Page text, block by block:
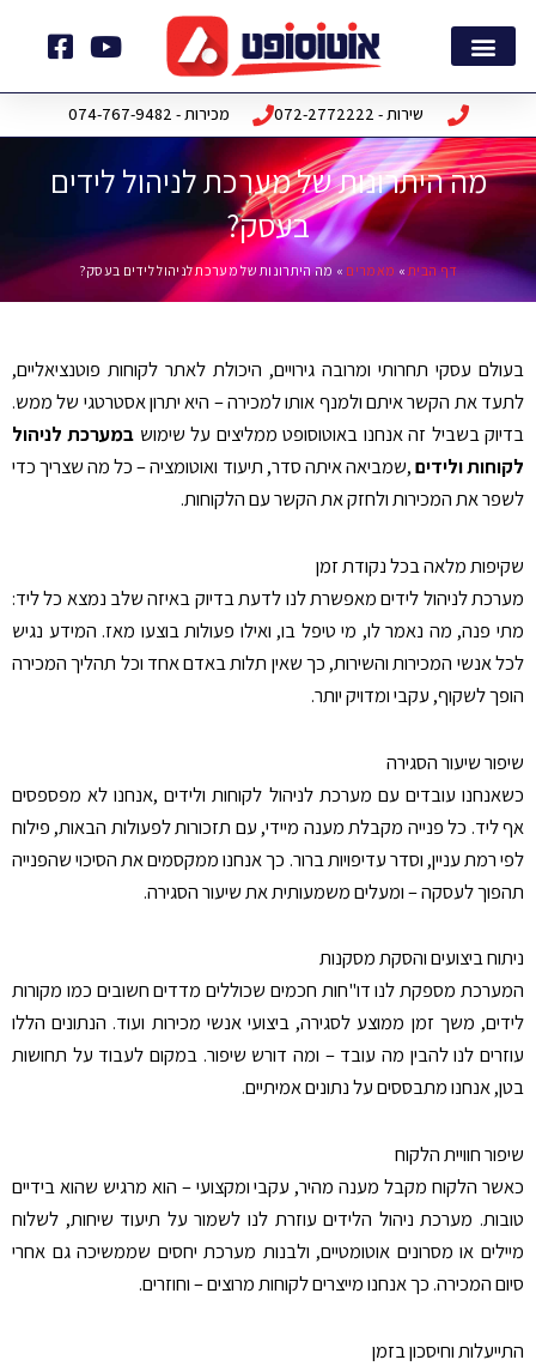
שירות - 072-2772222 מכירות - 074-767-9482
מה היתרונות של מערכת לניהול לידים
בעסק?
דף הבית » מאמרים » מה היתרונות של מערכת לניהול לידים בעסק?
בעולם עסקי תחרותי ומרובה גירויים, היכולת לאתר לקוחות פוטנציאליים,
לתעד את הקשר איתם ולמנף אותו למכירה – היא יתרון אסטרטגי של ממש.
בדיוק בשביל זה אנחנו באוטוסופט ממליצים על שימוש במערכת לניהול
לקוחות ולידים,שמביאה איתה סדר, תיעוד ואוטומציה – כל מה שצריך כדי
לשפר את המכירות ולחזק את הקשר עם הלקוחות.
שקיפות מלאה בכל נקודת זמן
מערכת לניהול לידים מאפשרת לנו לדעת בדיוק באיזה שלב נמצא כל ליד:
מתי פנה, מה נאמר לו, מי טיפל בו, ואילו פעולות בוצעו מאז. המידע נגיש
לכל אנשי המכירות והשירות, כך שאין תלות באדם אחד וכל תהליך המכירה
הופך לשקוף, עקבי ומדויק יותר.
שיפור שיעור הסגירה
כשאנחנו עובדים עם מערכת לניהול לקוחות ולידים,אנחנו לא מפספסים
אף ליד. כל פנייה מקבלת מענה מיידי, עם תזכורות לפעולות הבאות, פילוח
לפי רמת עניין, וסדר עדיפויות ברור. כך אנחנו ממקסמים את הסיכוי שהפנייה
תהפוך לעסקה – ומעלים משמעותית את שיעור הסגירה.
ניתוח ביצועים והסקת מסקנות
המערכת מספקת לנו דו"חות חכמים שכוללים מדדים חשובים כמו מקורות
לידים, משך זמן ממוצע לסגירה, ביצועי אנשי מכירות ועוד. הנתונים הללו
עוזרים לנו להבין מה עובד – ומה דורש שיפור. במקום לעבוד על תחושות
בטן, אנחנו מתבססים על נתונים אמיתיים.
שיפור חוויית הלקוח
כאשר הלקוח מקבל מענה מהיר, עקבי ומקצועי – הוא מרגיש שהוא בידיים
טובות. מערכת ניהול הלידים עוזרת לנו לשמור על תיעוד שיחות, לשלוח
מיילים או מסרונים אוטומטיים, ולבנות מערכת יחסים שממשיכה גם אחרי
סיום המכירה. כך אנחנו מייצרים לקוחות מרוצים – וחוזרים.
התייעלות וחיסכון בזמן